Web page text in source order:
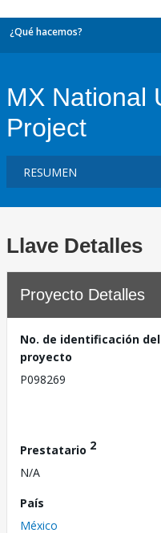
¿Qué hacemos?
MX National
Project
Llave Detalles
Proyecto Detalles
No. de identificación del
proyecto
P098269
Prestatario 2
N/A
País
México